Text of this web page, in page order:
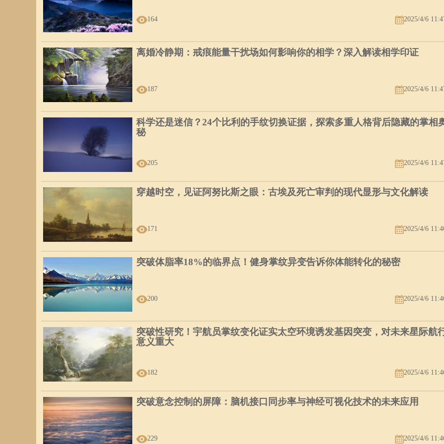
164 2025/4/6
离婚冷静期：戒痕能量干扰场如何影响你的相学？深入解读相学印证
187 2025/4/6
科学还是迷信？24个比利的手纹切换证据，探索多重人格背后隐藏的掌相
秘
205 2025/4/6
穿越时空，见证阿努比斯之眼：古埃及死亡审判的现代显形与文化解读
171 2025/4/6
突破体脂率18%的临界点！健身掌纹异变告诉你体能转化的秘密
200 2025/4/6
突破性研究！宇航员掌纹变化证实太空环境诱发基因突变，对未来星际航
意义重大
182 2025/4/6
突破意念控制的屏障：脑机接口同步率与神经可视化技术的未来应用
229 2025/4/6